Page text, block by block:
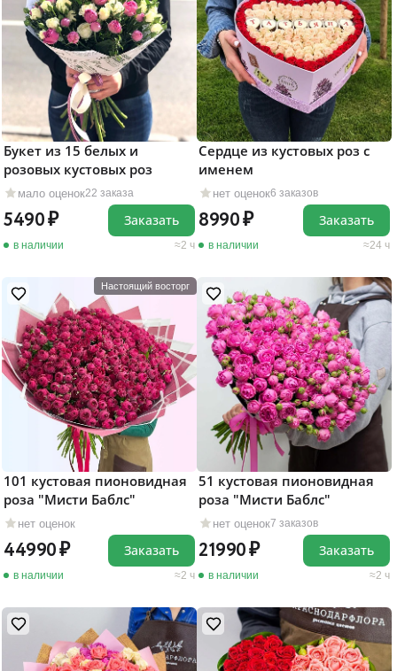
мало оценок22 заказа
Букет из 15 белых и
розовых кустовых роз
5490
в наличии 2 ч
Заказать
нет оценок6 заказов
Сердце из кустовых роз с
именем
8990
в наличии 24 ч
Заказать
Настоящий восторг
нет оценок
101 кустовая пионовидная
роза "Мисти Баблс"
44990
в наличии 2 ч
Заказать
нет оценок7 заказов
51 кустовая пионовидная
роза "Мисти Баблс"
21990
в наличии 2 ч
Заказать